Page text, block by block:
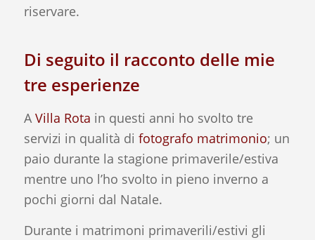
riservare.
Di seguito il racconto delle mie
tre esperienze
AVilla Rota in questi anni ho svolto tre
servizi in qualità di fotografo matrimonio; un
paio durante la stagione primaverile/estiva
mentre uno l’ho svolto in pieno inverno a
pochi giorni dal Natale.
Durante i matrimoni primaverili/estivi gli